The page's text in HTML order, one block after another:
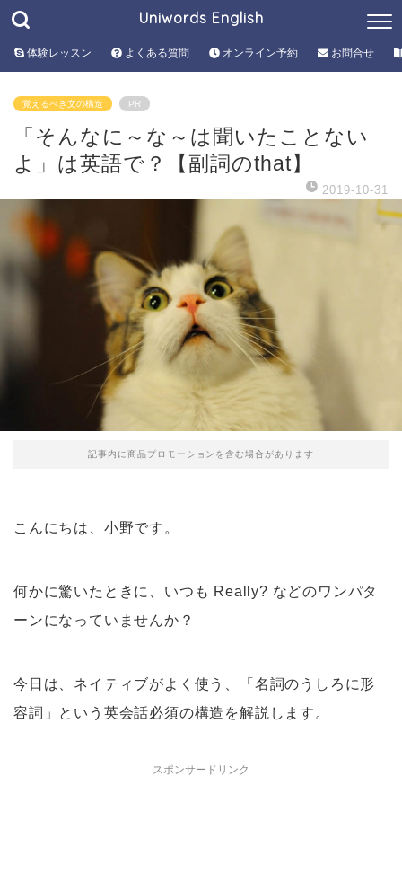
Uniwords English
体験レッスン よくある質問 オンライン予約 お問合せ
覚えるべき文の構造 PR
「そんなに～な～は聞いたことない
よ」は英語で？【副詞のthat】
2019-10-31
記事内に商品プロモーションを含む場合があります
こんにちは、小野です。
何かに驚いたときに、いつも Really? などのワンパタ
ーンになっていませんか？
今日は、ネイティブがよく使う、「名詞のうしろに形
容詞」という英会話必須の構造を解説します。
スポンサードリンク